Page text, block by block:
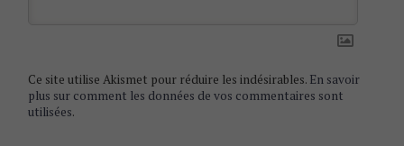
Ce site utilise Akismet pour réduire les indésirables. En savoir
plus sur comment les données de vos commentaires sont
utilisées.